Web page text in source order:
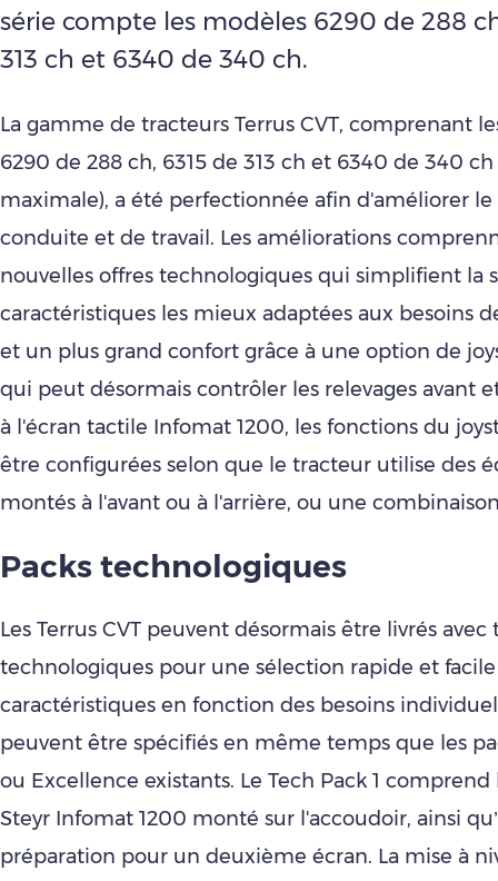
série compte les modèles 6290 de 288
313 ch et 6340 de 340 ch.
La gamme de tracteurs Terrus CVT, comprenant
6290 de 288 ch, 6315 de 313 ch et 6340 de 340
maximale), a été perfectionnée afin d'améliorer
conduite et de travail. Les améliorations
nouvelles offres technologiques qui simplifient la
caractéristiques les mieux adaptées aux besoins
et un plus grand confort grâce à une option de
qui peut désormais contrôler les relevages avant
à l'écran tactile Infomat 1200, les fonctions du
être configurées selon que le tracteur utilise des
montés à l'avant ou à l'arrière, ou une
Packs technologiques
Les Terrus CVT peuvent désormais être livrés avec
technologiques pour une sélection rapide et
caractéristiques en fonction des besoins
peuvent être spécifiés en même temps que les
ou Excellence existants. Le Tech Pack 1
Steyr Infomat 1200 monté sur l'accoudoir, ainsi
préparation pour un deuxième écran. La mise à